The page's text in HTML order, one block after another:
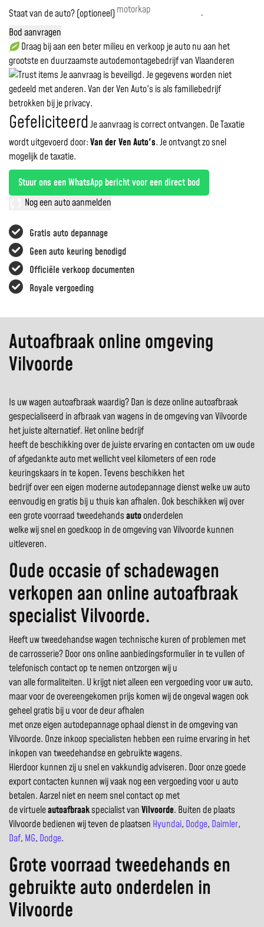
Gratis auto depannage
Geen auto keuring benodigd
Officiële verkoop documenten
Royale vergoeding
Staat van de auto? (optioneel)
Bod aanvragen
Draag bij aan een beter milieu en verkoop je auto nu aan het
grootste en duurzaamste autodemontagebedrijf van Vlaanderen
Je aanvraag is beveiligd. Je gegevens worden niet
gedeeld met anderen. Van der Ven Auto's is als familiebedrijf
betrokken bij je privacy.
GefeliciteerdJe aanvraag is correct ontvangen. De Taxatie
wordt uitgevoerd door:Van der Ven Auto's.Je ontvangt zo snel
mogelijk de taxatie.
Stuur ons een WhatsApp bericht voor een direct bod
Nog een auto aanmelden
Autoafbraak online omgeving
Vilvoorde
Is uw wagen autoafbraak waardig? Dan is deze online autoafbraak
gespecialiseerd in afbraak van wagens in de omgeving van Vilvoorde
het juiste alternatief. Het online bedrijf
heeft de beschikking over de juiste ervaring en contacten om uw oude
of afgedankte auto met wellicht veel kilometers of een rode
keuringskaars in te kopen. Tevens beschikken het
bedrijf over een eigen moderne autodepannage dienst welke uw auto
eenvoudig en gratis bij u thuis kan afhalen. Ook beschikken wij over
een grote voorraad tweedehandsautoonderdelen
welke wij snel en goedkoop in de omgeving van Vilvoorde kunnen
uitleveren.
Oude occasie of schadewagen
verkopen aan online autoafbraak
specialist Vilvoorde.
Heeft uw tweedehandse wagen technische kuren of problemen met
de carrosserie? Door ons online aanbiedingsformulier in te vullen of
telefonisch contact op te nemen ontzorgen wij u
van alle formaliteiten. U krijgt niet alleen een vergoeding voor uw auto,
maar voor de overeengekomen prijs komen wij de ongeval wagen ook
geheel gratis bij u voor de deur afhalen
met onze eigen autodepannage ophaal dienst in de omgeving van
Vilvoorde. Onze inkoop specialisten hebben een ruime ervaring in het
inkopen van tweedehandse en gebruikte wagens.
Hierdoor kunnen zij u snel en vakkundig adviseren. Door onze goede
export contacten kunnen wij vaak nog een vergoeding voor u auto
betalen. Aarzel niet en neem snel contact op met
de virtueleautoafbraakspecialist vanVilvoorde. Buiten de plaats
Vilvoorde bedienen wij teven de plaatsen Hyundai, Dodge, Daimler,
Daf, MG, Dodge.
Grote voorraad tweedehands en
gebruikte auto onderdelen in
Vilvoorde